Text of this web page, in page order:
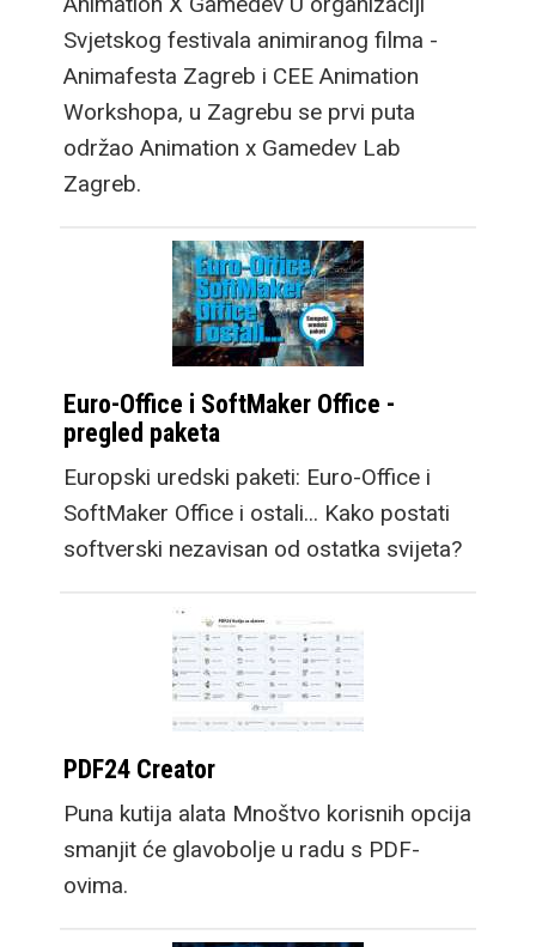
Svjetskog festivala animiranog filma -
Animafesta Zagreb i CEE Animation
Workshopa, u Zagrebu se prvi puta
održao Animation x Gamedev Lab
Zagreb.
Euro-Office i SoftMaker Office -
pregled paketa
Europski uredski paketi: Euro-Office i
SoftMaker Office i ostali... Kako postati
softverski nezavisan od ostatka svijeta?
PDF24 Creator
Puna kutija alata Mnoštvo korisnih opcija
smanjit će glavobolje u radu s PDF-
ovima.